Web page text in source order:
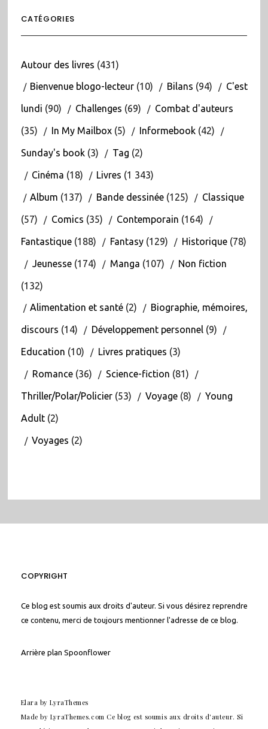
CATÉGORIES
Autour des livres (431)
Bienvenue blogo-lecteur(10) Bilans (94) C'est
lundi (90) Challenges (69) Combat d'auteurs
(35) In My Mailbox(5) Informebook(42)
Sunday's book(3) Tag (2)
Cinéma (18) Livres (1 343)
Album (137) Bande dessinée(125) Classique
(57) Comics (35) Contemporain (164)
Fantastique(188) Fantasy(129) Historique(78)
Jeunesse(174) Manga (107) Non fiction
(132)
Alimentation et santé(2) Biographie, mémoires,
discours (14) Développement personnel(9)
Education (10) Livres pratiques (3)
Romance(36) Science-fiction (81)
Thriller/Polar/Policier(53) Voyage(8) Young
Adult(2)
Voyages (2)
COPYRIGHT
Ce blog est soumis aux droits d'auteur. Si vous désirez reprendre
ce contenu, merci de toujours mentionner l'adresse de ce blog.
Arrière plan Spoonflower
Elara by LyraThemes
Made by LyraThemes.com Ce blog est soumis aux droits d'auteur. Si